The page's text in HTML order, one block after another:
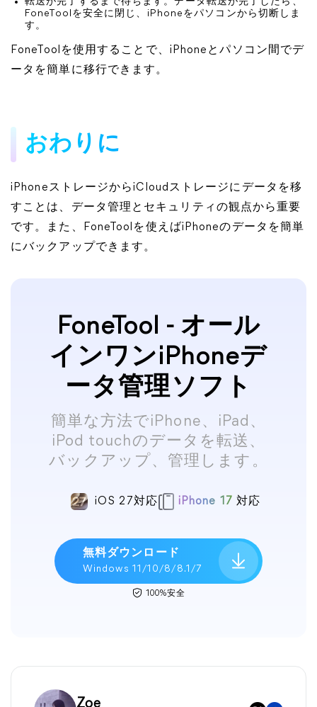
FoneToolを安全に閉じ、iPhoneをパソコンから切断しま
す。
FoneToolを使用することで、iPhoneとパソコン間でデ
ータを簡単に移行できます。
おわりに
iPhoneストレージからiCloudストレージにデータを移
すことは、データ管理とセキュリティの観点から重要
です。また、FoneToolを使えばiPhoneのデータを簡単
にバックアップできます。
FoneTool - オール
インワンiPhoneデ
ータ管理ソフト
簡単な方法でiPhone、iPad、
iPod touchのデータを転送、
バックアップ、管理します。
iOS 27対応 iPhone 17 対応
無料ダウンロード
Windows 11/10/8/8.1/7
100%安全
Zoe